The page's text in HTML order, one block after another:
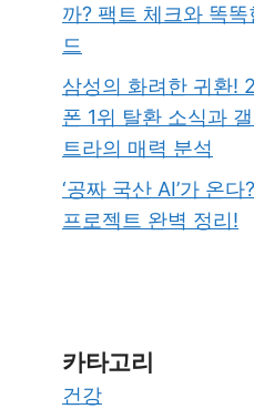
까? 팩트 체크와 똑똑
드
삼성의 화려한 귀환!
폰 1위 탈환 소식과
트라의 매력 분석
‘공짜 국산 AI’가 온다
프로젝트 완벽 정리!
카타고리
건강